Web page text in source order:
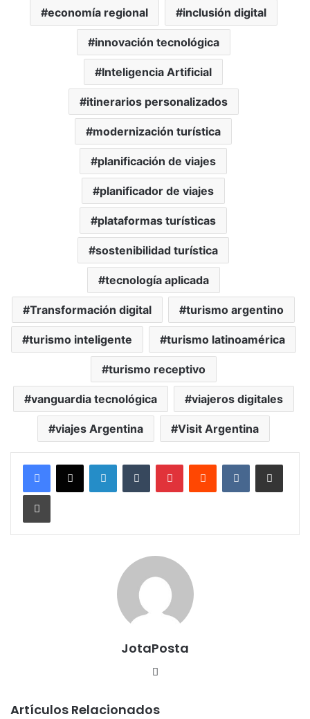
economía regional inclusión digital
innovación tecnológica
Inteligencia Artificial
itinerarios personalizados
modernización turística
planificación de viajes
planificador de viajes
plataformas turísticas
sostenibilidad turística
tecnología aplicada
Transformación digital turismo argentino
turismo inteligente turismo latinoamérica
turismo receptivo
vanguardia tecnológica viajeros digitales
viajes Argentina Visit Argentina
LinkedInTumblr PinterestReddit VKontakteCompartir vía
Imprimir
JotaPosta
Artículos Relacionados